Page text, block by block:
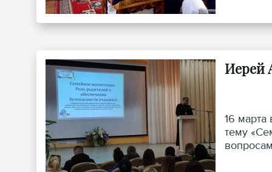
Иерей
16
тему